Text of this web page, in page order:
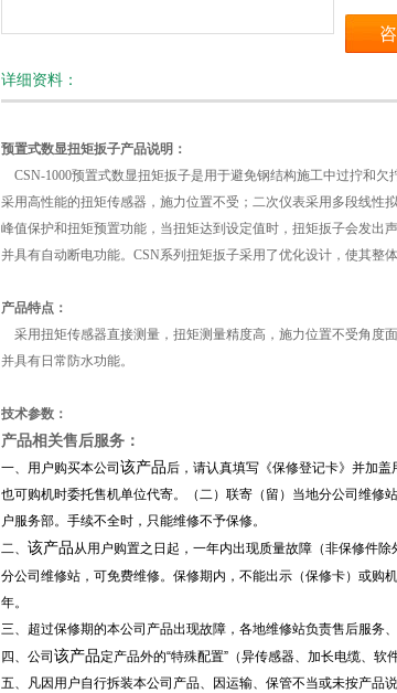
详细资料：
预置式数显扭矩扳子产品说明：
CSN-1000预置式数显扭矩扳子是用于避免钢结构施工中过拧和
采用高性能的扭矩传感器，施力位置不受；二次仪表采用多段线性
峰值保护和扭矩预置功能，当扭矩达到设定值时，扭矩扳子会发出
并具有自动断电功能。CSN系列扭矩扳子采用了优化设计，使其整
产品特点：
采用扭矩传感器直接测量，扭矩测量精度高，施力位置不受角度
并具有日常防水功能。
技术参数：
产品相关售后服务：
一、用户购买本公司 该产品后，请认真填写《保修登记卡》并加
也可购机时委托售机单位代寄。（二）联寄（留）当地分公司维修
户服务部。手续不全时，只能维修不予保修。
二、 该产品从用户购置之日起，一年内出现质量故障（非保修件
分公司维修站，可免费维修。保修期内，不能出示（保修卡）或购
年。
三、超过保修期的本公司产品出现故障，各地维修站负责售后服务
四、公司 该产品定产品外的“特殊配置”（异传感器、加长电缆、软
五、凡因用户自行拆装本公司产品、因运输、保管不当或未按产品